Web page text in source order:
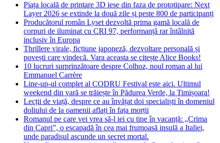
Piața locală de printare 3D iese din faza de prototipare: Next
Layer 2026 se extinde la două zile și peste 800 de participanți
Producătorul român Lyset dezvoltă prima gamă locală de
corpuri de iluminat cu CRI 97, performanță rar întâlnită
inclusiv în Europa
Thrillere virale, ficțiune japoneză, dezvoltare personală și
povești care vindecă. Vara aceasta se citește Alice Books!
10 lucruri surprinzătoare despre Colhoz, noul roman al lui
Emmanuel Carrère
Line-up-ul complet al CODRU Festival este aici. Ultimul
weekend din vară se trăiește în Pădurea Verde, la Timișoara!
Lecții de viață, despre ce au învățat doi specialiști în domeniul
doliului de la oamenii aflați în fața morții
Romanul pe care vei vrea să-l iei cu tine în vacanță: „Crima
din Capri”, o escapadă în cea mai frumoasă insulă a Italiei,
unde paradisul ascunde un secret mortal.